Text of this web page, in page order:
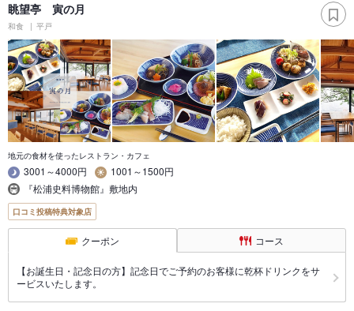
眺望亭 寅の月
和食 平戸
地元の食材を使ったレストラン・カフェ
3001～4000円
1001～1500円
『松浦史料博物館』敷地内
口コミ投稿特典対象店
クーポン コース
【お誕生日・記念日の方】記念日でご予約のお客様に乾杯ドリンクをサ
ービスいたします。